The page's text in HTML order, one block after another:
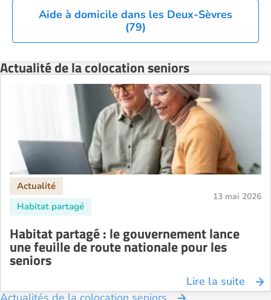
Aide à domicile dans les Deux-Sèvres
(79)
Actualité de la colocation seniors
13 mai 2026
Habitat partagé : le gouvernement lance
une feuille de route nationale pour les
seniors
Lire la suite